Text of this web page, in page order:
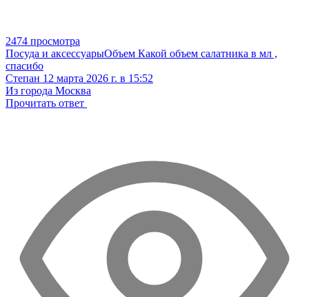
2474 просмотра
Посуда и аксессуарыОбъем Какой объем салатника в мл ,
спасибо
Степан 12 марта 2026 г. в 15:52
Из города Москва
Прочитать ответ